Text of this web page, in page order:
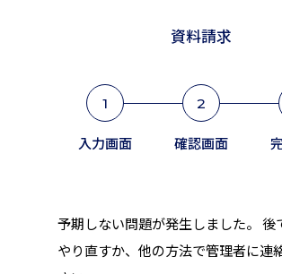
資料請求
1
入力画面現
示
さ
2
確認画面現
示
さ
予期しない問題が発生しました。 後
やり直すか、他の方法で管理者に連